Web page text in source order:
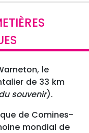
le
de 33 km
souvenir).
de Comines-
mondial de